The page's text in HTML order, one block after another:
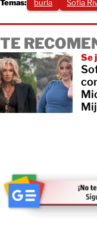
Temas: burla Sofía
TE
Se